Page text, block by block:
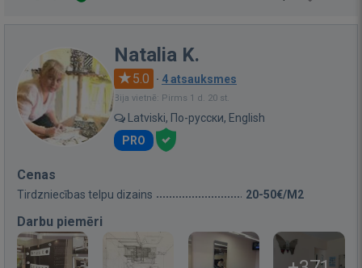
Natalia K.
5.0 · 4 atsauksmes
Bija vietnē: Pirms 1 d. 20 st.
Latviski, По-русски, English
PRO
Cenas
Tirdzniecības telpu dizains 20-50€/M2
Darbu piemēri